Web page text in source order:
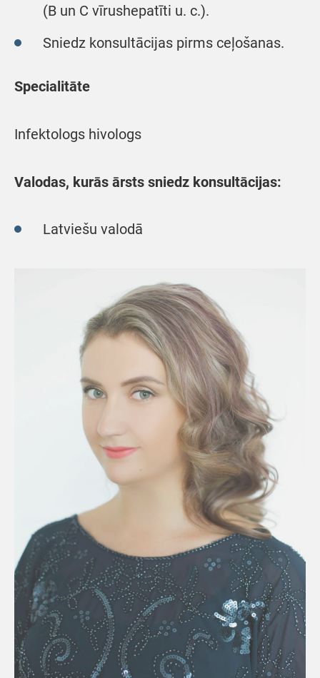
(B un C vīrushepatīti u. c.).
Sniedz konsultācijas pirms ceļošanas.
Specialitāte
Infektologs hivologs
Valodas, kurās ārsts sniedz konsultācijas:
Latviešu valodā